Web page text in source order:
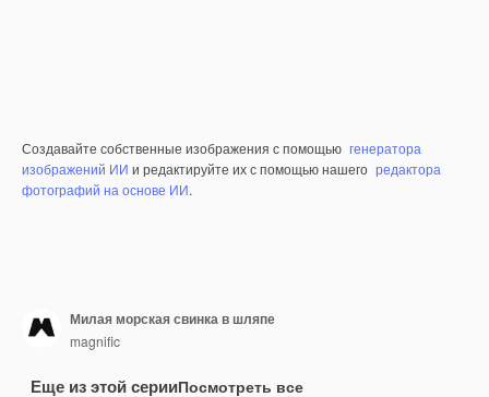
Создавайте собственные изображения с помощью генератора
изображений ИИ и редактируйте их с помощью нашего редактора
фотографий на основе ИИ.
Милая морская свинка в шляпе
magnific
Еще из этой серииПосмотреть все